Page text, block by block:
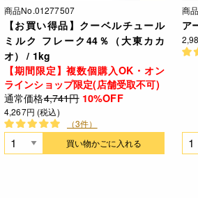
商品No.01277507
【お買い得品】クーベルチュール
ミルク フレーク44％（大東カカ
オ） / 1kg
【期間限定】複数個購入OK・オン
ラインショップ限定(店舗受取不可)
通常価格4,741円 10%OFF
4,267円 (税込)
（3件）
買い物かごに入れる
商
ア